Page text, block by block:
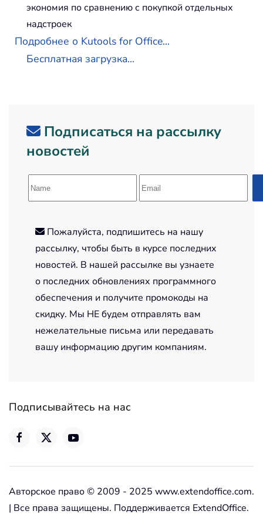
экономия по сравнению с покупкой отдельных
надстроек
Подробнее о Kutools for Office...
Бесплатная загрузка...
Подписаться на рассылку
новостей
Пожалуйста, подпишитесь на нашу
рассылку, чтобы быть в курсе последних
новостей. В нашей рассылке вы узнаете
о последних обновлениях программного
обеспечения и получите промокоды на
скидку. Мы НЕ будем отправлять вам
нежелательные письма или передавать
вашу информацию другим компаниям.
Подписывайтесь на нас
Авторское право © 2009 - 2025 www.extendoffice.com.
| Все права защищены. Поддерживается ExtendOffice.